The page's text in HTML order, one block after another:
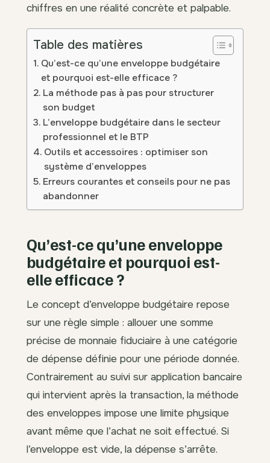
chiffres en une réalité concrète et palpable.
Table des matières
Qu’est-ce qu’une enveloppe budgétaire
et pourquoi est-elle efficace ?
La méthode pas à pas pour structurer
son budget
L’enveloppe budgétaire dans le secteur
professionnel et le BTP
Outils et accessoires : optimiser son
système d’enveloppes
Erreurs courantes et conseils pour ne pas
abandonner
Qu’est-ce qu’une enveloppe
budgétaire et pourquoi est-
elle efficace ?
Le concept d’enveloppe budgétaire repose
sur une règle simple : allouer une somme
précise de monnaie fiduciaire à une catégorie
de dépense définie pour une période donnée.
Contrairement au suivi sur application bancaire
qui intervient après la transaction, la méthode
des enveloppes impose une limite physique
avant même que l’achat ne soit effectué. Si
l’enveloppe est vide, la dépense s’arrête.